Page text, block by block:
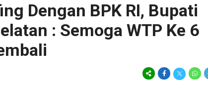
Dengan BPK RI, Bupati
: Semoga WTP Ke 6